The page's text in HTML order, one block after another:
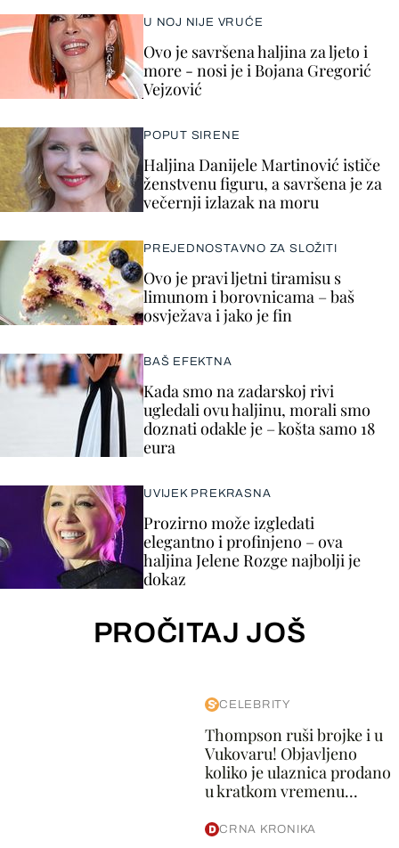
U NOJ NIJE VRUĆE
Ovo je savršena haljina za ljeto i
more - nosi je i Bojana Gregorić
Vejzović
POPUT SIRENE
Haljina Danijele Martinović ističe
ženstvenu figuru, a savršena je za
večernji izlazak na moru
PREJEDNOSTAVNO ZA SLOŽITI
Ovo je pravi ljetni tiramisu s
limunom i borovnicama – baš
osvježava i jako je fin
BAŠ EFEKTNA
Kada smo na zadarskoj rivi
ugledali ovu haljinu, morali smo
doznati odakle je – košta samo 18
eura
UVIJEK PREKRASNA
Prozirno može izgledati
elegantno i profinjeno – ova
haljina Jelene Rozge najbolji je
dokaz
PROČITAJ JOŠ
CELEBRITY
Thompson ruši brojke i u
Vukovaru! Objavljeno
koliko je ulaznica prodano
u kratkom vremenu...
CRNA KRONIKA